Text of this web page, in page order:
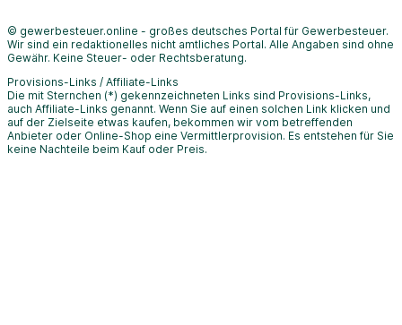
© gewerbesteuer.online - großes deutsches Portal für Gewerbesteuer.
Wir sind ein redaktionelles nicht amtliches Portal. Alle Angaben sind ohne
Gewähr. Keine Steuer- oder Rechtsberatung.
Provisions-Links / Affiliate-Links
Die mit Sternchen (*) gekennzeichneten Links sind Provisions-Links,
auch Affiliate-Links genannt. Wenn Sie auf einen solchen Link klicken und
auf der Zielseite etwas kaufen, bekommen wir vom betreffenden
Anbieter oder Online-Shop eine Vermittlerprovision. Es entstehen für Sie
keine Nachteile beim Kauf oder Preis.